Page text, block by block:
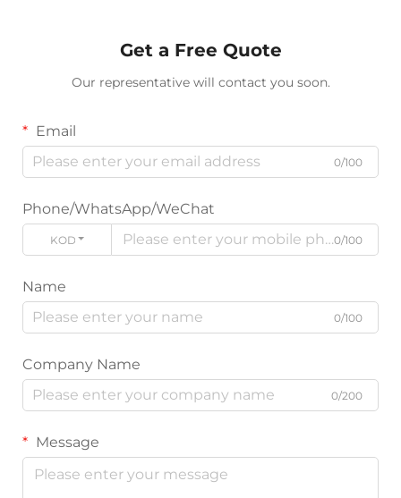
Get a Free Quote
Our representative will contact you soon.
Email
0/100
Phone/WhatsApp/WeChat
KODE 0/100
Name
0/100
Company Name
0/200
Message